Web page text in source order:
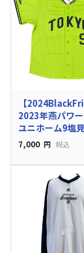
【
2023年燕パワ
ユニホーム9塩
7,000 円 税込